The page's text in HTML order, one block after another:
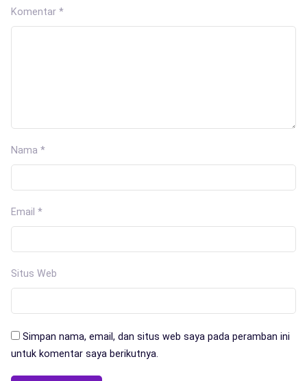
Komentar *
Nama *
Email *
Situs Web
Simpan nama, email, dan situs web saya pada peramban ini
untuk komentar saya berikutnya.